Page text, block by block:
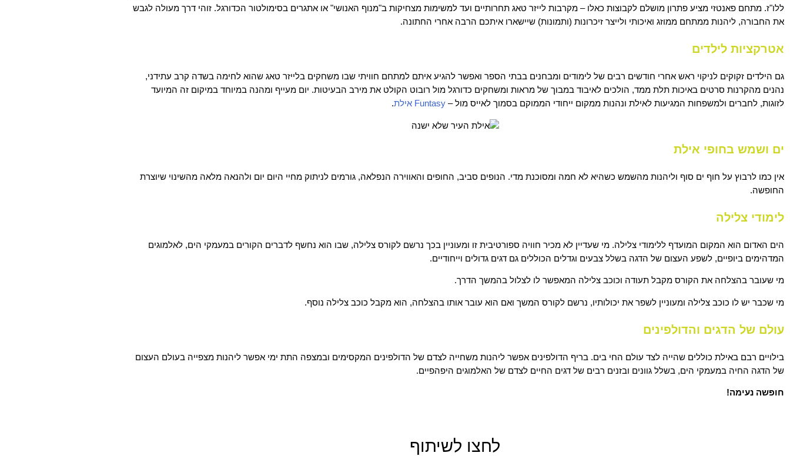
ללו"ז. מתחם פאנטזי מציע פתרון מושלם לקבוצות כאלו – מקרבות לייזר טאג תחרותיים ועד למשימות מצחיקות ב"מנוף האנושי" או אתגרים בסימולטור הכדורגל. זוהי דרך מעולה לגבש
את החבורה, ליהנות ממתחם ממוזג ואיכותי ולייצר זיכרונות (ותמונות) שיישארו איתכם הרבה אחרי החתונה.
אטרקציות לילדים
גם הילדים זקוקים לניקוי ראש אחרי חודשים רבים של לימודים ומבחנים בבתי הספר ואפשר להגיע איתם למתחם חוויתי שבו משחקים בלייזר טאג שהוא לחימה בשדה קרב עתידני,
נהנים מהקרנות סרטים באיכות תלת ממד, הולכים לאיבוד במבוך של מראות ומשחקים כדורגל מול רובוט הקולט את מירב הבעיטות. יום מעייף ומהנה במיוחד במיקום זה המיועד
לזוגות, לחברים ולמשפחות המגיעות לאילת ונהנות ממקום ייחודי הממוקם בסמוך לאייס מול – Funtasy אילת .
ים ושמש בחופי אילת
אין כמו לרבוץ על חוף ים סוף וליהנות מהשמש כשהיא לא חמה ומסוכנת מדי. הנופים סביב, החופים והאווירה הנפלאה, גורמים לניתוק מחיי היום יום ולהנאה מלאה מהשינוי שיוצרת
החופשה.
לימודי צלילה
הים האדום הוא המקום המועדף ללימודי צלילה. מי שעדיין לא מכיר חוויה ספורטיבית זו ומעוניין בכך נרשם לקורס צלילה, שבו הוא נחשף לדברים הקורים במעמקי הים, לאלמוגים
המדהימים ביופיים, לשפע העצום של הדגה בשלל צבעים וגדלים הכוללים גם דגים גדולים וייחודיים.
מי שעובר בהצלחה את הקורס מקבל תעודה וכוכב צלילה המאפשר לו לצלול בהמשך הדרך.
מי שכבר יש לו כוכב צלילה ומעוניין לשפר את יכולותיו, נרשם לקורס המשך ואם הוא עובר אותו בהצלחה, הוא מקבל כוכב צלילה נוסף.
עולם של הדגים והדולפינים
בילויים רבם באילת כוללים שהייה לצד עולם החי בים. בריף הדולפינים אפשר ליהנות משחייה לצדם של הדולפינים המקסימים ובמצפה התת ימי אפשר ליהנות מצפייה בעולם העצום
של הדגה החיה במעמקי הים, בשלל גוונים ובזנים רבים של דגים החיים לצדם של האלמוגים היפהפיים.
חופשה נעימה!
לחצו לשיתוף